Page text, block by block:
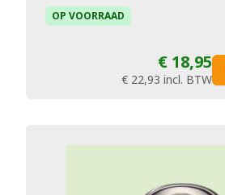
OP VOORRAAD
€ 18,95
€ 22,93 incl. BTW